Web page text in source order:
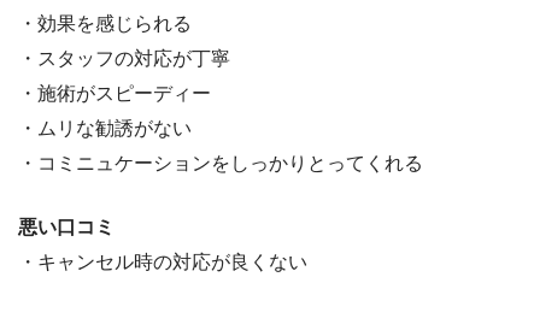
・効果を感じられる
・スタッフの対応が丁寧
・施術がスピーディー
・ムリな勧誘がない
・コミニュケーションをしっかりとってくれる
悪い口コミ
・キャンセル時の対応が良くない